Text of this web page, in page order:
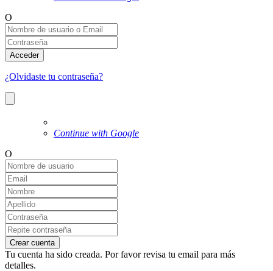
O
Acceder
¿Olvidaste tu contraseña?
Continue with Google
O
Crear cuenta
Tu cuenta ha sido creada. Por favor revisa tu email para más
detalles.